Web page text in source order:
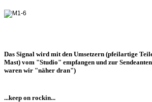
Das Signal wird mit den Umsetzern (pfeilartige
Mast) vom "Studio" empfangen und zur
waren wir "näher dran")
...keep on rockin...